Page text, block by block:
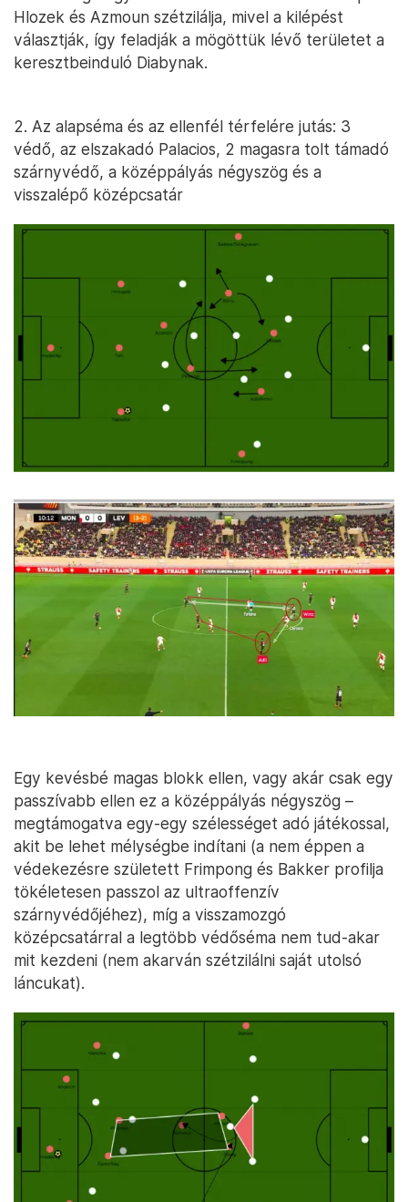
Hlozek és Azmoun szétzilálja, mivel a kilépést
választják, így feladják a mögöttük lévő területet a
keresztbeinduló Diabynak.
2. Az alapséma és az ellenfél térfelére jutás: 3
védő, az elszakadó Palacios, 2 magasra tolt támadó
szárnyvédő, a középpályás négyszög és a
visszalépő középcsatár
Egy kevésbé magas blokk ellen, vagy akár csak egy
passzívabb ellen ez a középpályás négyszög –
megtámogatva egy-egy szélességet adó játékossal,
akit be lehet mélységbe indítani (a nem éppen a
védekezésre született Frimpong és Bakker profilja
tökéletesen passzol az ultraoffenzív
szárnyvédőjéhez), míg a visszamozgó
középcsatárral a legtöbb védőséma nem tud-akar
mit kezdeni (nem akarván szétzilálni saját utolsó
láncukat).